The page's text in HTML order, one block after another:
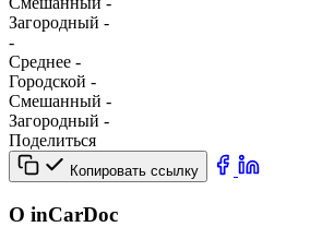
Загородный -
-
Среднее -
Городской -
Смешанный -
Загородный -
Поделиться
Копировать ссылку
О inCarDoc